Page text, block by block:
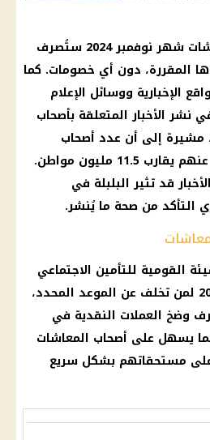
شهر نوفمبر 2024
ستُصرف
المقررة، دون أي خصومات. كما
الإخبارية ووسائل الإعلام
نشرالأخبارالمتعلقة بأصحاب
مشيرة إلى أن عدد أصحاب
والمستحقين عنهم يقارب 11.5 مليون مواطن.
الأخبارقد تثير البلبلة في
التأكد من صحة ما يُنشر.
القومية للتأمين الاجتماعي
الموعد المحدد،
وضخ العملات النقدية في
يسهل على أصحاب المعاشات
مستحقاتهم بشكل سريع